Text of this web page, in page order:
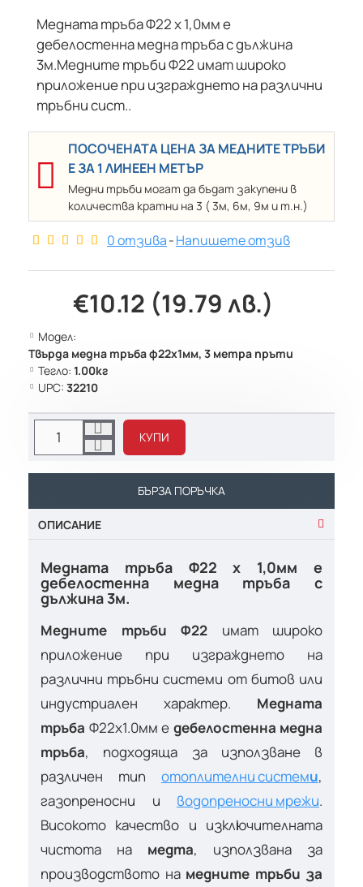
Медната тръба Ф22 х 1,0мм е
дебелостенна медна тръба с дължина
3м.Медните тръби Ф22 имат широко
приложение при изгражднето на различни
тръбни сист..
ПОСОЧЕНАТА ЦЕНА ЗА МЕДНИТЕ ТРЪБИ
Е ЗА 1 ЛИНЕЕН МЕТЪР
Медни тръби могат да бъдат закупени в
количества кратни на 3 ( 3м, 6м, 9м и т.н.)
0 отзива-Напишете отзив
€10.12 (19.79 лв.)
Модел:
Твърда медна тръба ф22х1мм, 3 метра пръти
Тегло: 1.00кг
UPC: 32210
КУПИ
БЪРЗА ПОРЪЧКА
ОПИСАНИЕ
Медната тръба Ф22 х 1,0мм е
дебелостенна медна тръба с
дължина 3м.
Медните тръби Ф22 имат широко
приложение при изгражднето на
различни тръбни системи от битов или
индустриален характер. Медната
тръба Ф22х1.0мм е дебелостенна медна
тръба, подходяща за използване в
различен тип отоплителни системи,
газопреносни и водопреносни мрежи.
Високото качество и изключителната
чистота на медта, използвана за
производството на медните тръби за